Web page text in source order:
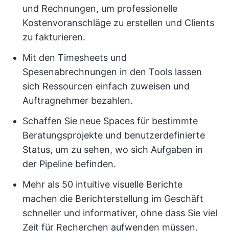
und Rechnungen, um professionelle
Kostenvoranschläge zu erstellen und Clients
zu fakturieren.
Mit den Timesheets und
Spesenabrechnungen in den Tools lassen
sich Ressourcen einfach zuweisen und
Auftragnehmer bezahlen.
Schaffen Sie neue Spaces für bestimmte
Beratungsprojekte und benutzerdefinierte
Status, um zu sehen, wo sich Aufgaben in
der Pipeline befinden.
Mehr als 50 intuitive visuelle Berichte
machen die Berichterstellung im Geschäft
schneller und informativer, ohne dass Sie viel
Zeit für Recherchen aufwenden müssen.